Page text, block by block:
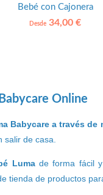
Bebé con Cajonera
Asia Cam
Desde 34,00 €
Online
Babycare a través de
de casa.
Lumade forma fácil y
tienda de productos